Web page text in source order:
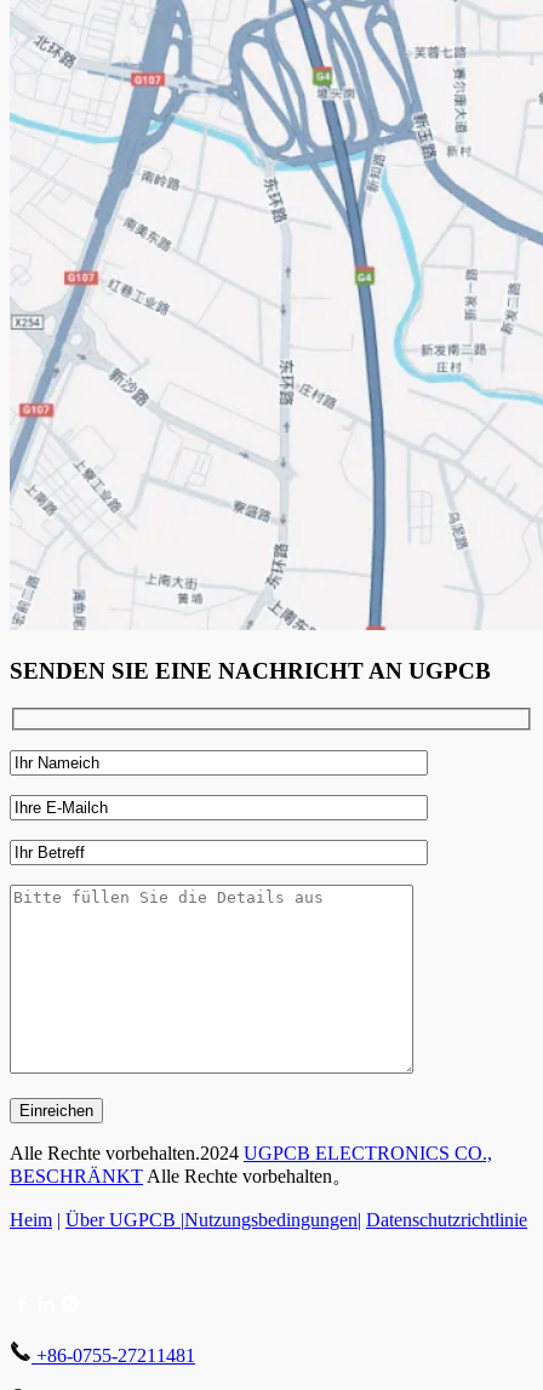
SENDEN SIE EINE NACHRICHT AN UGPCB
Einreichen
Alle Rechte vorbehalten.2024 UGPCB ELECTRONICS CO.,
BESCHRÄNKT Alle Rechte vorbehalten。
Heim | Über UGPCB |Nutzungsbedingungen| Datenschutzrichtlinie
+86-0755-27211481